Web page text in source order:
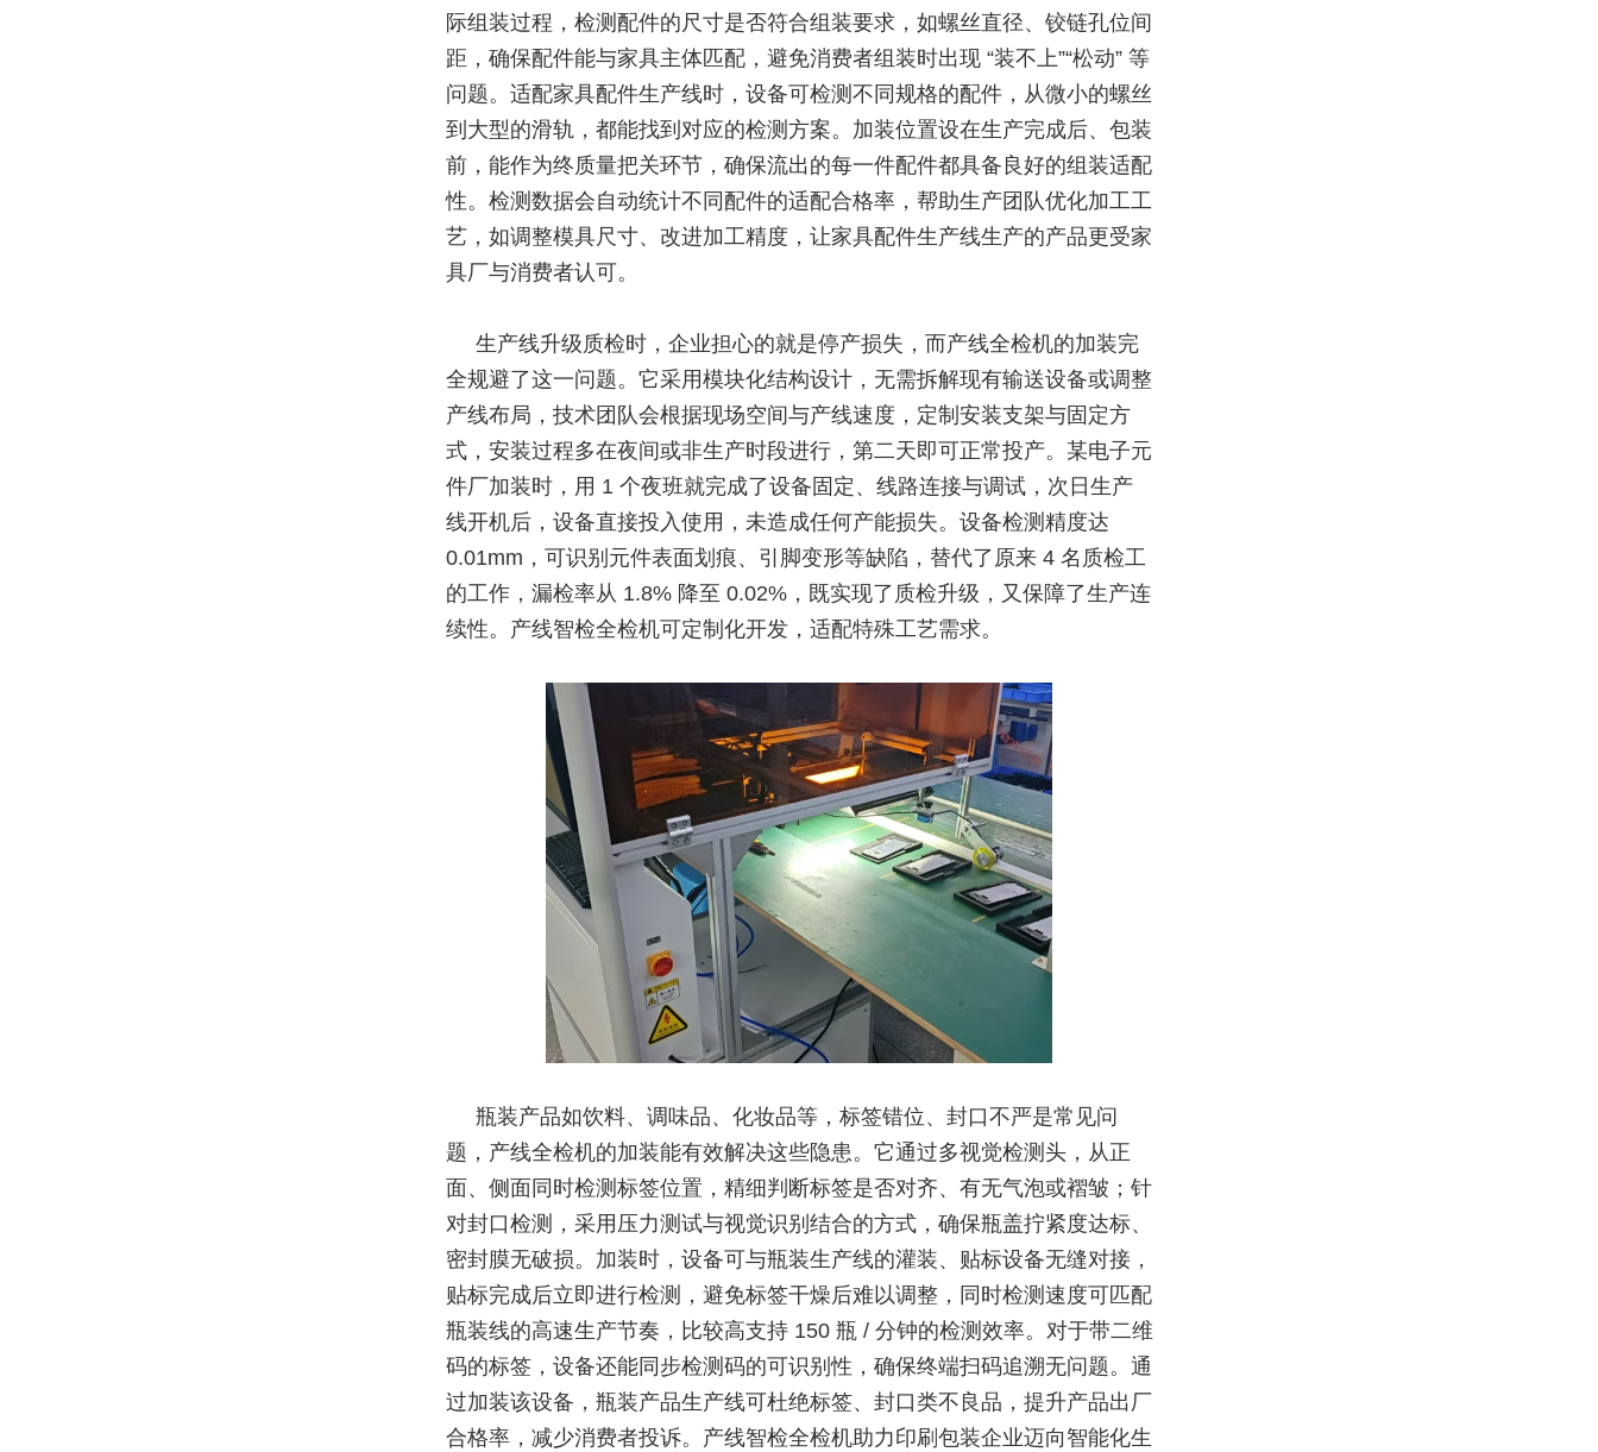
际组装过程，检测配件的尺寸是否符合组装要求，如螺丝直径、铰链孔位间
距，确保配件能与家具主体匹配，避免消费者组装时出现 “装不上”“松动” 等
问题。适配家具配件生产线时，设备可检测不同规格的配件，从微小的螺丝
到大型的滑轨，都能找到对应的检测方案。加装位置设在生产完成后、包装
前，能作为终质量把关环节，确保流出的每一件配件都具备良好的组装适配
性。检测数据会自动统计不同配件的适配合格率，帮助生产团队优化加工工
艺，如调整模具尺寸、改进加工精度，让家具配件生产线生产的产品更受家
具厂与消费者认可。
生产线升级质检时，企业担心的就是停产损失，而产线全检机的加装完
全规避了这一问题。它采用模块化结构设计，无需拆解现有输送设备或调整
产线布局，技术团队会根据现场空间与产线速度，定制安装支架与固定方
式，安装过程多在夜间或非生产时段进行，第二天即可正常投产。某电子元
件厂加装时，用 1 个夜班就完成了设备固定、线路连接与调试，次日生产
线开机后，设备直接投入使用，未造成任何产能损失。设备检测精度达
0.01mm，可识别元件表面划痕、引脚变形等缺陷，替代了原来 4 名质检工
的工作，漏检率从 1.8% 降至 0.02%，既实现了质检升级，又保障了生产连
续性。产线智检全检机可定制化开发，适配特殊工艺需求。
瓶装产品如饮料、调味品、化妆品等，标签错位、封口不严是常见问
题，产线全检机的加装能有效解决这些隐患。它通过多视觉检测头，从正
面、侧面同时检测标签位置，精细判断标签是否对齐、有无气泡或褶皱；针
对封口检测，采用压力测试与视觉识别结合的方式，确保瓶盖拧紧度达标、
密封膜无破损。加装时，设备可与瓶装生产线的灌装、贴标设备无缝对接，
贴标完成后立即进行检测，避免标签干燥后难以调整，同时检测速度可匹配
瓶装线的高速生产节奏，比较高支持 150 瓶 / 分钟的检测效率。对于带二维
码的标签，设备还能同步检测码的可识别性，确保终端扫码追溯无问题。通
过加装该设备，瓶装产品生产线可杜绝标签、封口类不良品，提升产品出厂
合格率，减少消费者投诉。产线智检全检机助力印刷包装企业迈向智能化生